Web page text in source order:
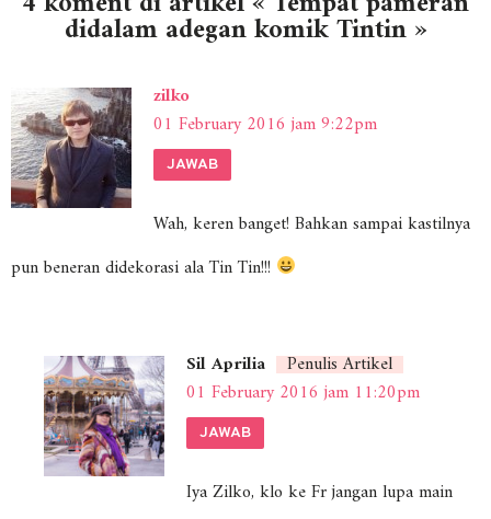
didalam adegan komik Tintin »
zilko
01 February 2016 jam 9:22pm
JAWAB
Wah, keren banget! Bahkan sampai kastilnya
pun beneran didekorasi ala Tin Tin!!!
Sil Aprilia
Penulis Artikel
01 February 2016 jam 11:20pm
JAWAB
Iya Zilko, klo ke Fr jangan lupa main